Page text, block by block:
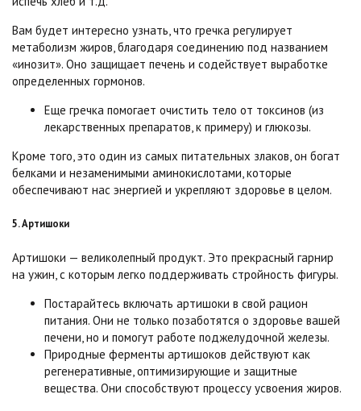
Вам будет интересно узнать, что гречка регулирует
метаболизм жиров, благодаря соединению под названием
«инозит». Оно защищает печень и содействует выработке
определенных гормонов.
Еще гречка помогает очистить тело от токсинов (из
лекарственных препаратов, к примеру) и глюкозы.
Кроме того, это один из самых питательных злаков, он богат
белками и незаменимыми аминокислотами, которые
обеспечивают нас энергией и укрепляют здоровье в целом.
5. Артишоки
Артишоки — великолепный продукт. Это прекрасный гарнир
на ужин, с которым легко поддерживать стройность фигуры.
Постарайтесь включать артишоки в свой рацион
питания. Они не только позаботятся о здоровье вашей
печени, но и помогут работе поджелудочной железы.
Природные ферменты артишоков действуют как
регенеративные, оптимизирующие и защитные
вещества. Они способствуют процессу усвоения жиров.